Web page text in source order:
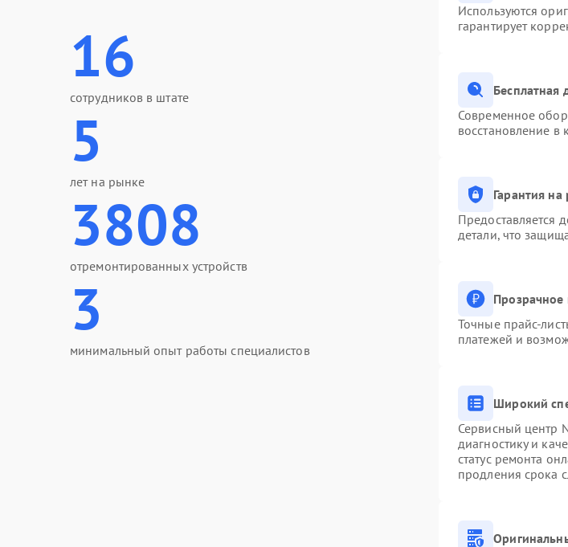
16
сотрудников в штате
5
лет на рынке
3808
отремонтированных устройств
3
минимальный опыт работы специалистов
Используются
гарантирует
Бесплатная
Современное
восстановление в
Гарантия
Предоставляется
детали, что
Прозрачное
Точные прайс-
платежей и
Широкий
Сервисный центр
диагностику и
статус ремонта
продления срока